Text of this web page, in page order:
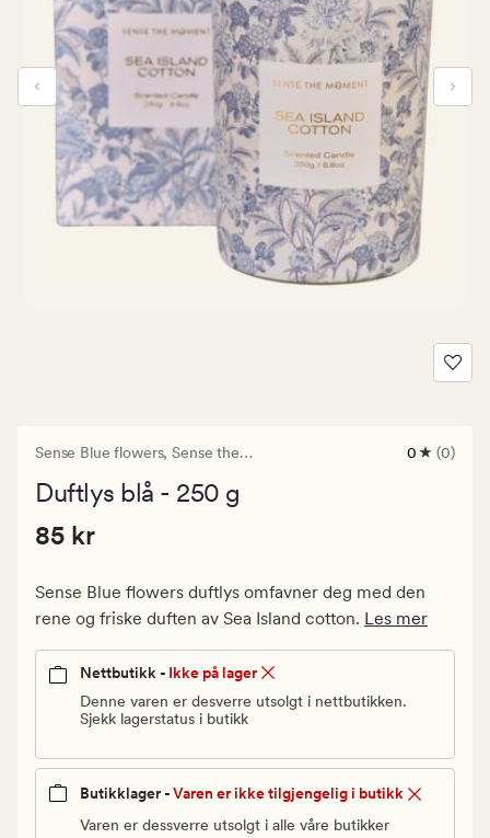
Sense Blue flowers,Sense the Moment
0
0 (0)
Duftlys blå - 250 g
Pris
85
Pris 85 kr
85 kr
Sense Blue flowers duftlys omfavner deg med den
rene og friske duften av Sea Island cotton. Les mer
Nettbutikk - Ikke på lager
Denne varen er desverre utsolgt i nettbutikken.
Sjekk lagerstatus i butikk
Butikklager -Varen er ikke tilgjengelig i butikk
Varen er dessverre utsolgt i alle våre butikker